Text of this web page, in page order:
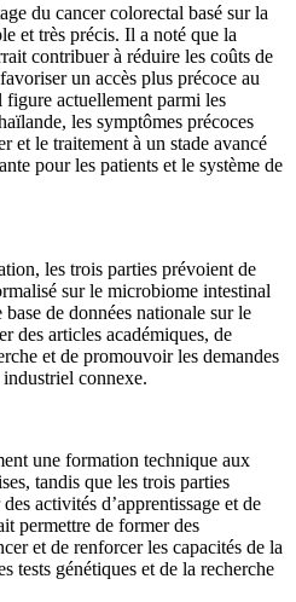
du cancer colorectal basé sur la
et très précis. Il a noté que la
contribuer à réduire les coûts de
un accès plus précoce au
actuellement parmi les
les symptômes précoces
et le traitement à un stade avancé
pour les patients et le système de
les trois parties prévoient de
sur le microbiome intestinal
de données nationale sur le
des articles académiques, de
et de promouvoir les demandes
connexe.
une formation technique aux
tandis que les trois parties
activités d’apprentissage et de
permettre de former des
et de renforcer les capacités de la
tests génétiques et de la recherche